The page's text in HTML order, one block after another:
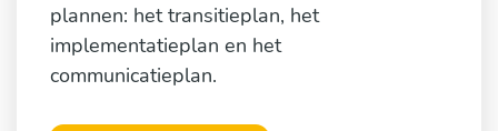
plannen: het transitieplan, het
implementatieplan en het
communicatieplan.